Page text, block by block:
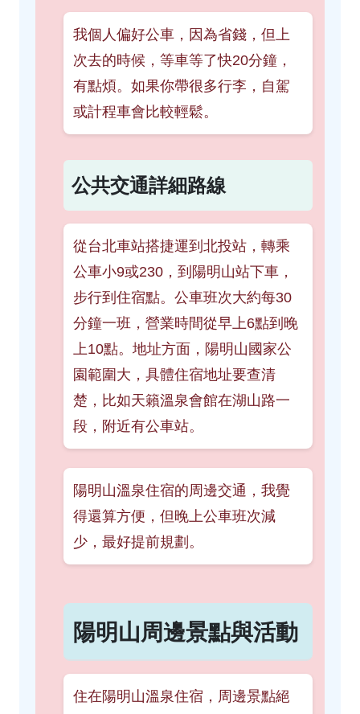
我個人偏好公車，因為省錢，但上
次去的時候，等車等了快20分鐘，
有點煩。如果你帶很多行李，自駕
或計程車會比較輕鬆。
公共交通詳細路線
從台北車站搭捷運到北投站，轉乘
公車小9或230，到陽明山站下車，
步行到住宿點。公車班次大約每30
分鐘一班，營業時間從早上6點到晚
上10點。地址方面，陽明山國家公
園範圍大，具體住宿地址要查清
楚，比如天籟溫泉會館在湖山路一
段，附近有公車站。
陽明山溫泉住宿的周邊交通，我覺
得還算方便，但晚上公車班次減
少，最好提前規劃。
陽明山周邊景點與活動
住在陽明山溫泉住宿，周邊景點絕